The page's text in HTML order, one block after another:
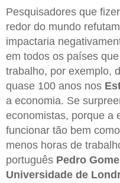
Pesquisadores que
redor do mundo
impactaria
em todos os países
trabalho, por exemplo,
quase 100 anos nos
a economia. Se
economistas, porque a
funcionar tão bem
menos horas de
português Pedro
Universidade de